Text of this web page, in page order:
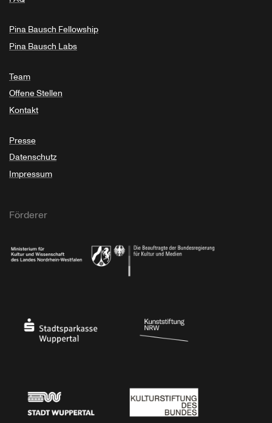
Pina Bausch Fellowship
Pina Bausch Labs
Team
Offene Stellen
Kontakt
Presse
Datenschutz
Impressum
Förderer